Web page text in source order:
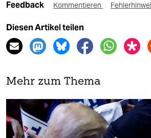
Feedback Kommentieren
Diesen Artikel teilen
Mehr zum Thema